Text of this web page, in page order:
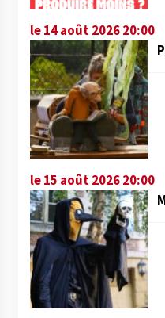
le 14 août 2026 20:00
le 15 août 2026 20:00